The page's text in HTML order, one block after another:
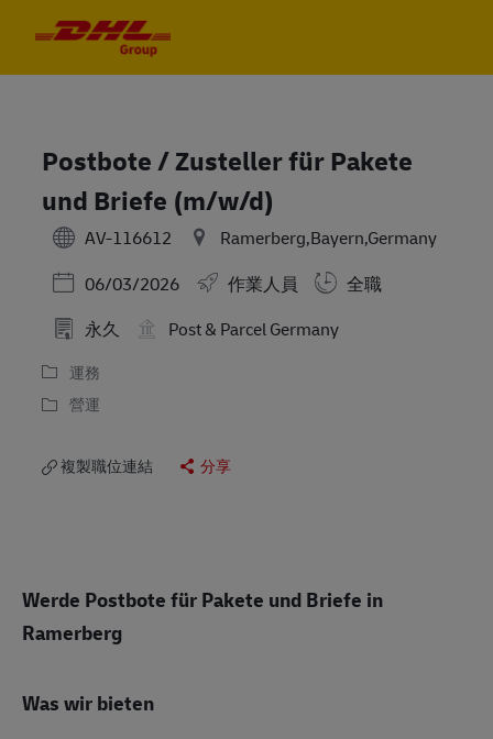
Postbote / Zusteller für Pakete
und Briefe (m/w/d)
AV-116612
Ramerberg,Bayern,Germany
Posted Date
06/03/2026 作業人員
全職
永久
Post & Parcel Germany
運務
營運
複製職位連結 分享
Werde Postbote für Pakete und Briefe in
Ramerberg
Was wir bieten